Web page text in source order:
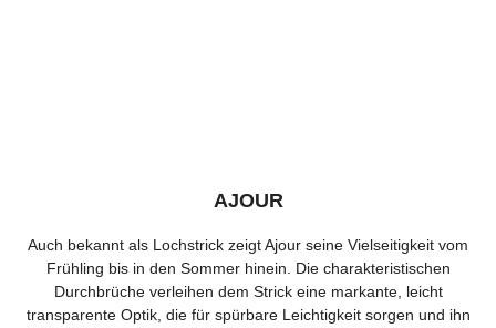
AJOUR
Auch bekannt als Lochstrick zeigt Ajour seine Vielseitigkeit vom
Frühling bis in den Sommer hinein. Die charakteristischen
Durchbrüche verleihen dem Strick eine markante, leicht
transparente Optik, die für spürbare Leichtigkeit sorgen und ihn